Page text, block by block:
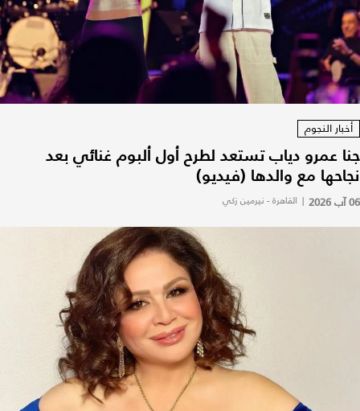
أخبار النجوم
جنا عمرو دياب تستعد لطرح أول ألبوم غنائي بعد
نجاحها مع والدها (فيديو)
06 آب 2026 | القاهرة - نيرمين زكي